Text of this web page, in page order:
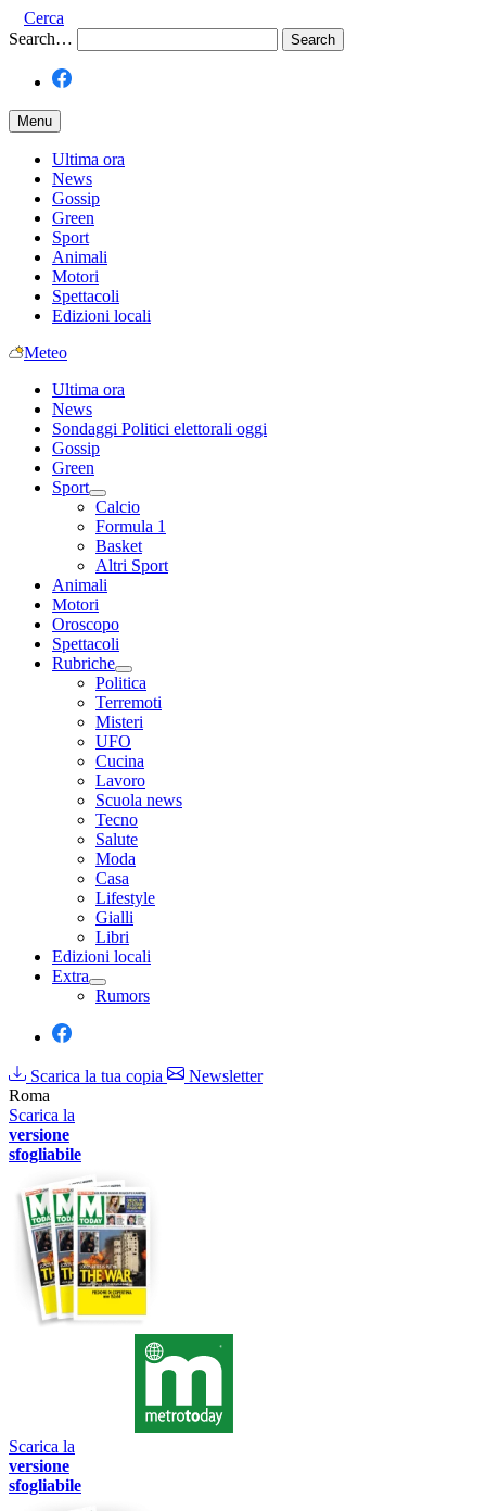
Cerca
Search…
Menu
Ultima ora
News
Gossip
Green
Sport
Animali
Motori
Spettacoli
Edizioni locali
Meteo
Ultima ora
News
Sondaggi Politici elettorali oggi
Gossip
Green
Sport
Calcio
Formula 1
Basket
Altri Sport
Animali
Motori
Oroscopo
Spettacoli
Rubriche
Politica
Terremoti
Misteri
UFO
Cucina
Lavoro
Scuola news
Tecno
Salute
Moda
Casa
Lifestyle
Gialli
Libri
Edizioni locali
Extra
Rumors
Scarica la tua copia
Newsletter
Roma
Scarica la
versione
sfogliabile
Scarica la
versione
sfogliabile